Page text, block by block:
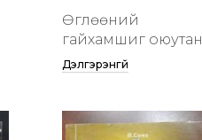
Өглөөний
гайхамшиг оюутан
Дэлгэрэнгүй